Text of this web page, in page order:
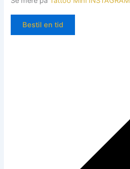
Bestil en tid